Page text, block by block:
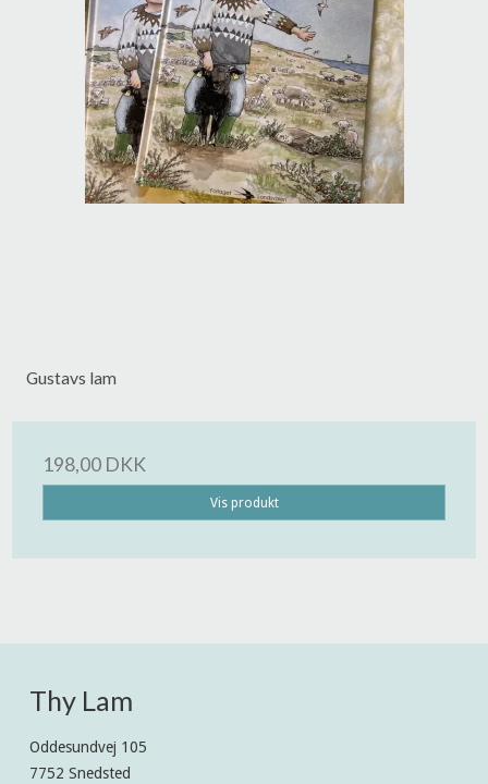
Gustavs lam
198,00 DKK
Vis produkt
Thy Lam
Oddesundvej 105
7752 Snedsted